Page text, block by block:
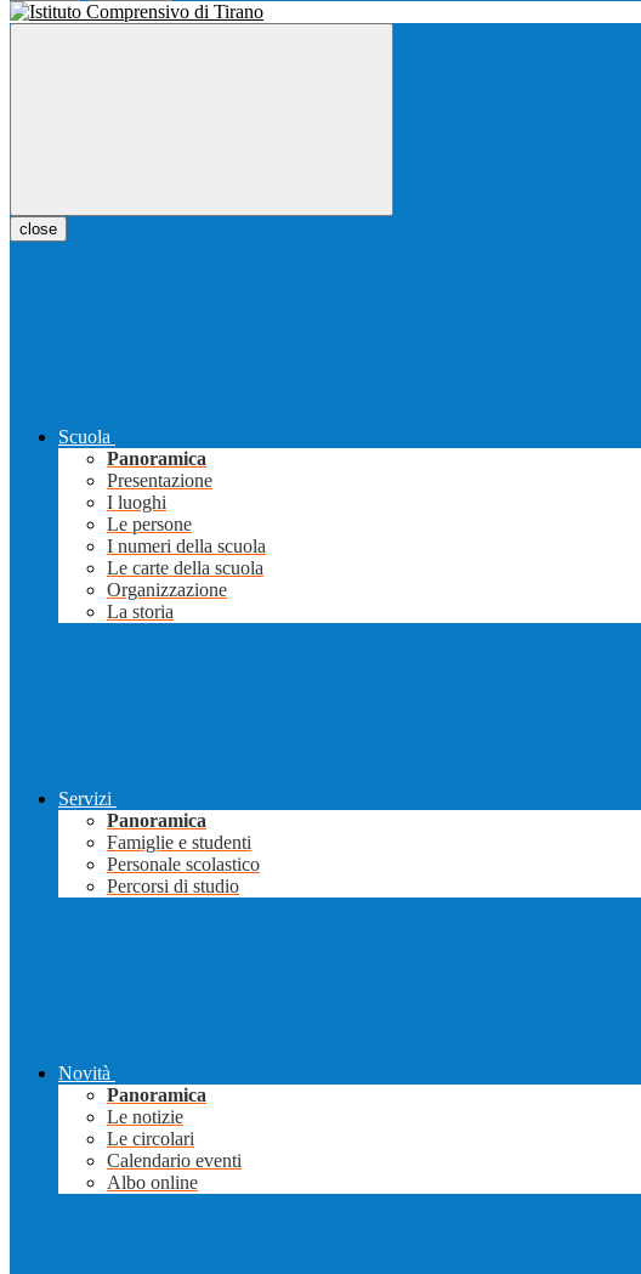
close
Scuola
Panoramica
Presentazione
I luoghi
Le persone
I numeri della scuola
Le carte della scuola
Organizzazione
La storia
Servizi
Panoramica
Famiglie e studenti
Personale scolastico
Percorsi di studio
Novità
Panoramica
Le notizie
Le circolari
Calendario eventi
Albo online